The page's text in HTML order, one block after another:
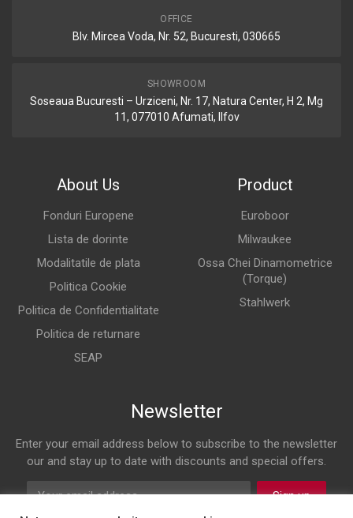
OFFICE
Blv. Mircea Voda, Nr. 52, Bucuresti, 030665
SHOWROOM
Soseaua Bucuresti – Urziceni, Nr. 17, Natura Center, H 2, Mg
11, 077010 Afumati, Ilfov
About Us
Fonduri Europene
Lista de dorinte
Modalitatile de plata
Politica Cookie
Politica de Confidentialitate
Politica de returnare
SEAP
Product
Euroboor
Milwaukee
Ossa Chei Dinamometrice
(Torque)
Stahlwerk
Newsletter
Enter your email address below to subscribe to the newsletter
our and stay up to date with discounts and special offers.
Sign up